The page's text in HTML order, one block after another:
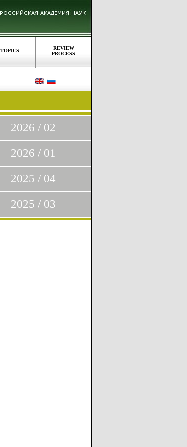
TOPICS
REVIEW
PROCESS
2026 / 02
2026 / 01
2025 / 04
2025 / 03